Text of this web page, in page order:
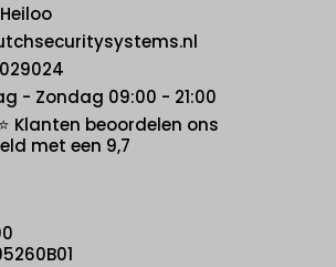
Heiloo
- Zondag 09:00 - 21:00
⭐ Klanten beoordelen ons
met een 9,7